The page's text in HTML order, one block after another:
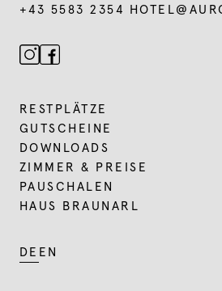
+43 5583 2354 HOTEL@
RESTPLÄTZE
GUTSCHEINE
DOWNLOADS
ZIMMER & PREISE
PAUSCHALEN
HAUS BRAUNARL
DE EN